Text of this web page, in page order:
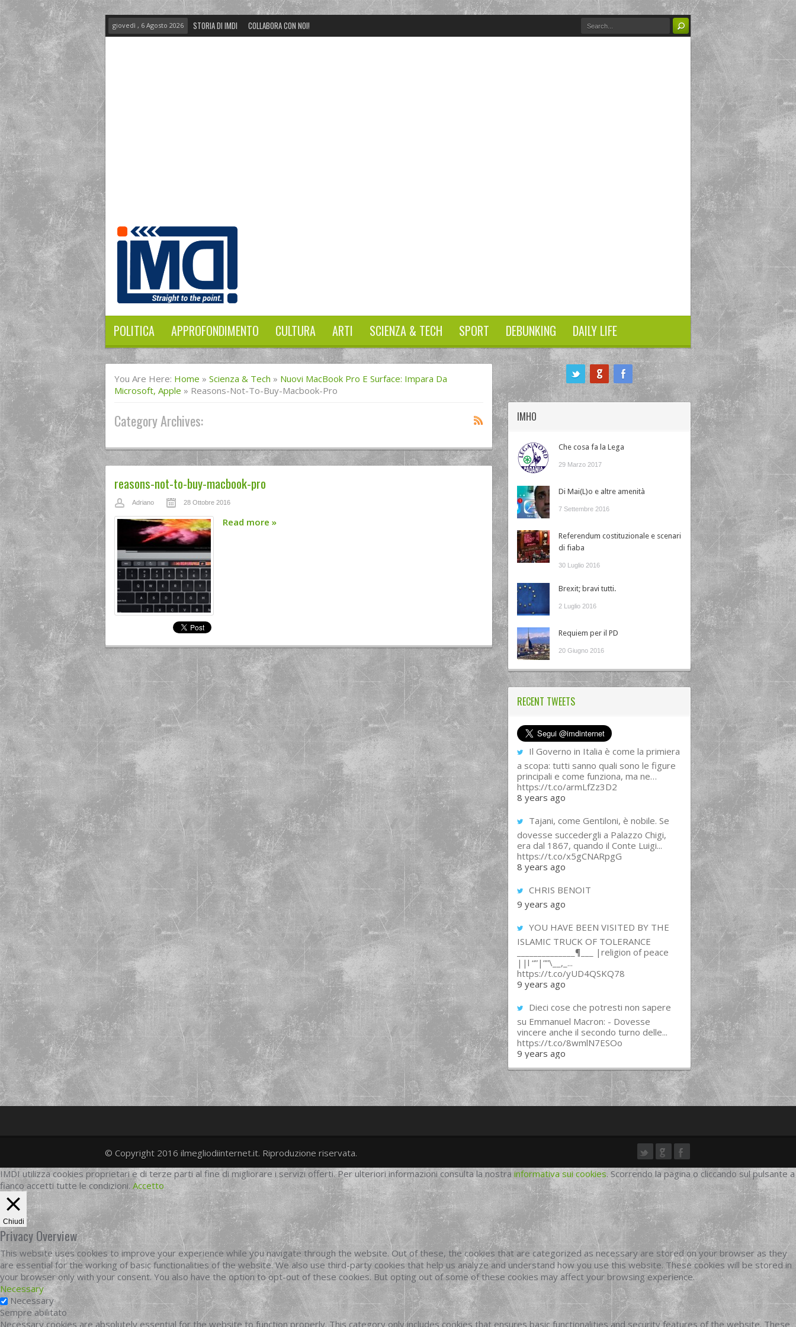
giovedì , 6 Agosto 2026 STORIA DI IMDI COLLABORA CON NOI!
POLITICA APPROFONDIMENTO CULTURA ARTI SCIENZA & TECH SPORT DEBUNKING DAILY LIFE
You Are Here: Home » Scienza & Tech » Nuovi MacBook Pro E Surface: Impara Da
Microsoft, Apple » Reasons-Not-To-Buy-Macbook-Pro
Category Archives:
reasons-not-to-buy-macbook-pro
Adriano 28 Ottobre 2016
Read more »
IMHO
Che cosa fa la Lega
29 Marzo 2017
Di Mai(L)o e altre amenità
7 Settembre 2016
Referendum costituzionale e scenari
di fiaba
30 Luglio 2016
Brexit; bravi tutti.
2 Luglio 2016
Requiem per il PD
20 Giugno 2016
RECENT TWEETS
Il Governo in Italia è come la primiera
a scopa: tutti sanno quali sono le figure
principali e come funziona, ma ne…
https://t.co/armLfZz3D2
8 years ago
Tajani, come Gentiloni, è nobile. Se
dovesse succedergli a Palazzo Chigi,
era dal 1867, quando il Conte Luigi...
https://t.co/x5gCNARpgG
8 years ago
CHRIS BENOIT
9 years ago
YOU HAVE BEEN VISITED BY THE
ISLAMIC TRUCK OF TOLERANCE
______________¶___ |religion of peace
||l “”|””\__,_...
https://t.co/yUD4QSKQ78
9 years ago
Dieci cose che potresti non sapere
su Emmanuel Macron: - Dovesse
vincere anche il secondo turno delle...
https://t.co/8wmlN7ESOo
9 years ago
twittergoogleplus
facebook
© Copyright 2016 ilmegliodiinternet.it. Riproduzione riservata.
IMDI utilizza cookies proprietari e di terze parti al fine di migliorare i servizi offerti. Per ulteriori informazioni consulta la nostra informativa sui cookies. Scorrendo la pagina o cliccando sul pulsante a
fianco accetti tutte le condizioni. Accetto
Chiudi
Privacy Overview
This website uses cookies to improve your experience while you navigate through the website. Out of these, the cookies that are categorized as necessary are stored on your browser as they
are essential for the working of basic functionalities of the website. We also use third-party cookies that help us analyze and understand how you use this website. These cookies will be stored in
your browser only with your consent. You also have the option to opt-out of these cookies. But opting out of some of these cookies may affect your browsing experience.
Necessary
Necessary
Sempre abilitato
Necessary cookies are absolutely essential for the website to function properly. This category only includes cookies that ensures basic functionalities and security features of the website. These